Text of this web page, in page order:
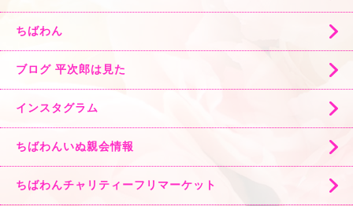
ちばわん
ブログ 平次郎は見た
インスタグラム
ちばわんいぬ親会情報
ちばわんチャリティーフリマーケット